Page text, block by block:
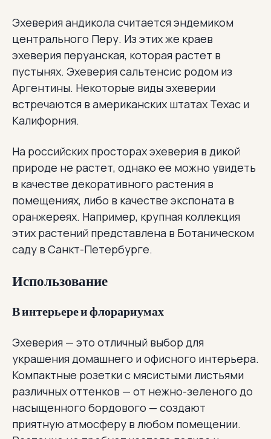
Эхеверия андикола считается эндемиком
центрального Перу. Из этих же краев
эхеверия перуанская, которая растет в
пустынях. Эхеверия сальтенсис родом из
Аргентины. Некоторые виды эхеверии
встречаются в американских штатах Техас и
Калифорния.
На российских просторах эхеверия в дикой
природе не растет, однако ее можно увидеть
в качестве декоративного растения в
помещениях, либо в качестве экспоната в
оранжереях. Например, крупная коллекция
этих растений представлена в Ботаническом
саду в Санкт-Петербурге.
Использование
В интерьере и флорариумах
Эхеверия — это отличный выбор для
украшения домашнего и офисного интерьера.
Компактные розетки с мясистыми листьями
различных оттенков — от нежно-зеленого до
насыщенного бордового — создают
приятную атмосферу в любом помещении.